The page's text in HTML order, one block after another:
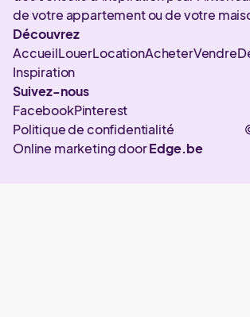
de votre appartement ou de votre
Découvrez
AccueilLouerLocationAcheterVendre
Inspiration
Suivez-nous
FacebookPinterest
Politique de confidentialité
Online marketing doorEdge.be